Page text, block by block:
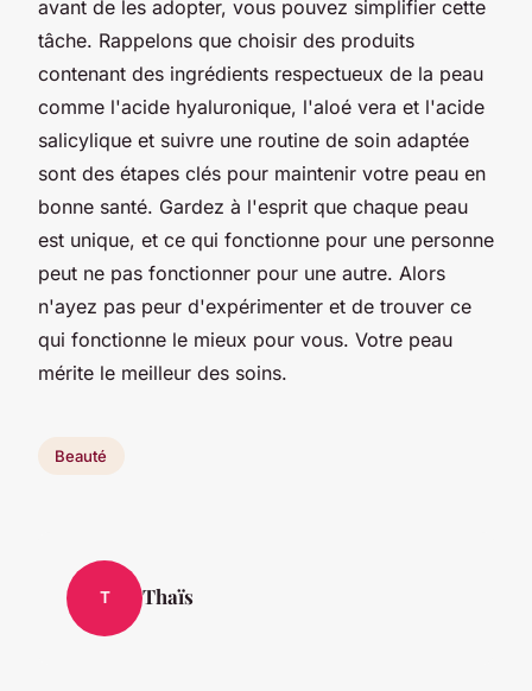
avant de les adopter, vous pouvez simplifier cette
tâche. Rappelons que choisir des produits
contenant des ingrédients respectueux de la peau
comme l'acide hyaluronique, l'aloé vera et l'acide
salicylique et suivre une routine de soin adaptée
sont des étapes clés pour maintenir votre peau en
bonne santé. Gardez à l'esprit que chaque peau
est unique, et ce qui fonctionne pour une personne
peut ne pas fonctionner pour une autre. Alors
n'ayez pas peur d'expérimenter et de trouver ce
qui fonctionne le mieux pour vous. Votre peau
mérite le meilleur des soins.
Beauté
T Thaïs